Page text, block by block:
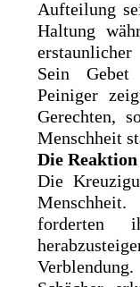
Aufteilung
Haltung
Sein
Peiniger
Gerechten,
Menschheit
Die
Die
forderten